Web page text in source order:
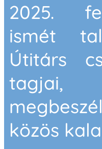
2025.
ismét
Útitárs
közös